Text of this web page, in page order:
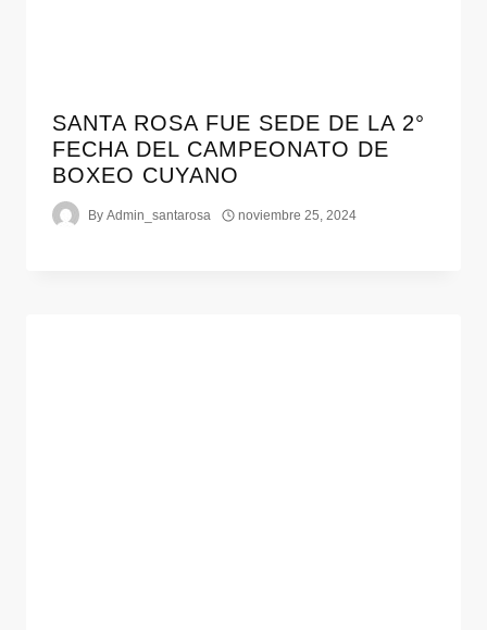
SANTA ROSA FUE SEDE DE LA 2°
FECHA DEL CAMPEONATO DE
BOXEO CUYANO
By Admin_santarosa noviembre 25, 2024